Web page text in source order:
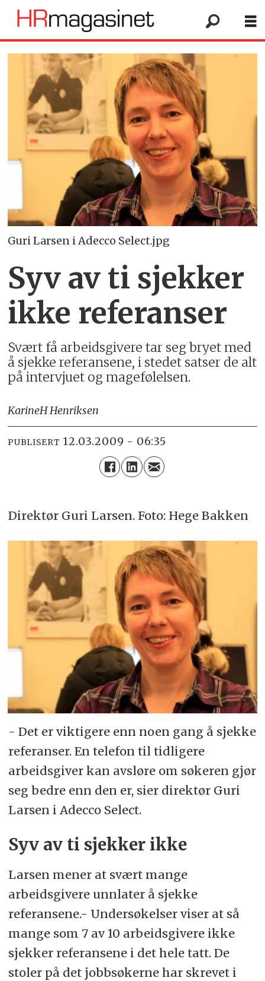
Guri Larsen i Adecco Select.jpg
Syv av ti sjekker
ikke referanser
Svært få arbeidsgivere tar seg bryet med
å sjekke referansene, i stedet satser de alt
på intervjuet og magefølelsen.
KarineH Henriksen
PUBLISERT 12.03.2009 - 06:35
Direktør Guri Larsen. Foto: Hege Bakken
- Det er viktigere enn noen gang å sjekke
referanser. En telefon til tidligere
arbeidsgiver kan avsløre om søkeren gjør
seg bedre enn den er, sier direktør Guri
Larsen i Adecco Select.
Syv av ti sjekker ikke
Larsen mener at svært mange
arbeidsgivere unnlater å sjekke
referansene.- Undersøkelser viser at så
mange som 7 av 10 arbeidsgivere ikke
sjekker referansene i det hele tatt. De
stoler på det jobbsøkerne har skrevet i